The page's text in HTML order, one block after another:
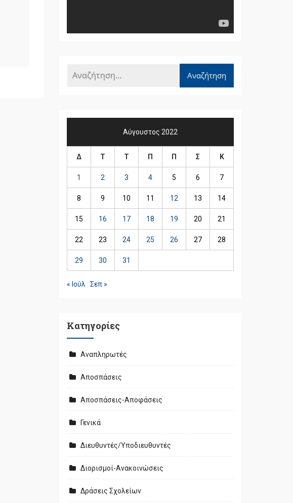
Αύγουστος 2022
Δ Τ Τ Π Π Σ Κ
1 2 3 4 5 6 7
8 9 10 11 12 13 14
15 16 17 18 19 20 21
22 23 24 25 26 27 28
29 30 31
« Ιούλ Σεπ »
Kατηγορίες
Αναπληρωτές
Αποσπάσεις
Αποσπάσεις-Αποφάσεις
Γενικά
Διευθυντές/Υποδιευθυντές
Διορισμοί-Ανακοινώσεις
Δράσεις Σχολείων